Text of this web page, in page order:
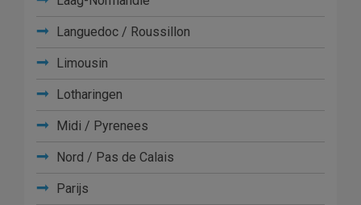
Languedoc / Roussillon
Limousin
Lotharingen
Midi / Pyrenees
Nord / Pas de Calais
Parijs